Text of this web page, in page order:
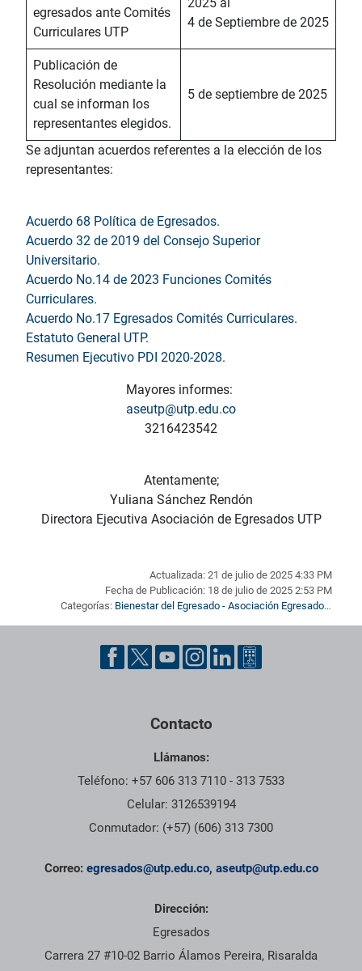
egresados ante Comités
Curriculares UTP
2025 al
4 de Septiembre de 2025
Publicación de
Resolución mediante la
cual se informan los
representantes elegidos.
5 de septiembre de 2025
Se adjuntan acuerdos referentes a la elección de los
representantes:
Acuerdo 68 Política de Egresados.
Acuerdo 32 de 2019 del Consejo Superior
Universitario.
Acuerdo No.14 de 2023 Funciones Comités
Curriculares.
Acuerdo No.17 Egresados Comités Curriculares.
Estatuto General UTP.
Resumen Ejecutivo PDI 2020-2028.
Mayores informes:
aseutp@utp.edu.co
3216423542
Atentamente;
Yuliana Sánchez Rendón
Directora Ejecutiva Asociación de Egresados UTP
Actualizada: 21 de julio de 2025 4:33 PM
Fecha de Publicación: 18 de julio de 2025 2:53 PM
Categorías: Bienestar del Egresado - Asociación Egresados,
Pie de página con información de contacto, redes sociales y
Contacto
Llámanos:
Teléfono: +57 606 313 7110 - 313 7533
Celular: 3126539194
Conmutador: (+57) (606) 313 7300
Correo: egresados@utp.edu.co, aseutp@utp.edu.co
Dirección:
Egresados
Carrera 27 #10-02 Barrio Álamos Pereira, Risaralda